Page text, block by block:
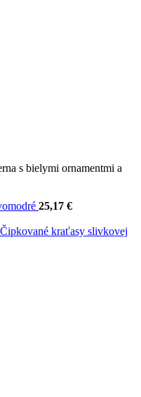
s bielymi ornamentmi a
25,17 €
Čipkované kraťasy slivkovej